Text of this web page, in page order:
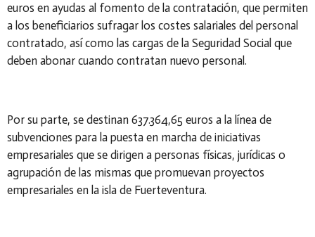
euros en ayudas al fomento de la contratación, que permiten
a los beneficiarios sufragar los costes salariales del personal
contratado, así como las cargas de la Seguridad Social que
deben abonar cuando contratan nuevo personal.
Por su parte, se destinan 637.364,65 euros a la línea de
subvenciones para la puesta en marcha de iniciativas
empresariales que se dirigen a personas físicas, jurídicas o
agrupación de las mismas que promuevan proyectos
empresariales en la isla de Fuerteventura.